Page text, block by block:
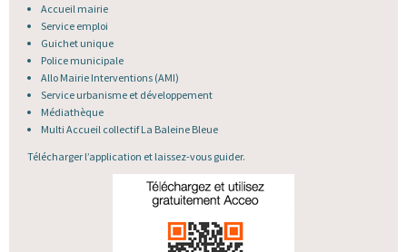
Accueil mairie
Service emploi
Guichet unique
Police municipale
Allo Mairie Interventions (AMI)
Service urbanisme et développement
Médiathèque
Multi Accueil collectif La Baleine Bleue
Télécharger l’application et laissez-vous guider.